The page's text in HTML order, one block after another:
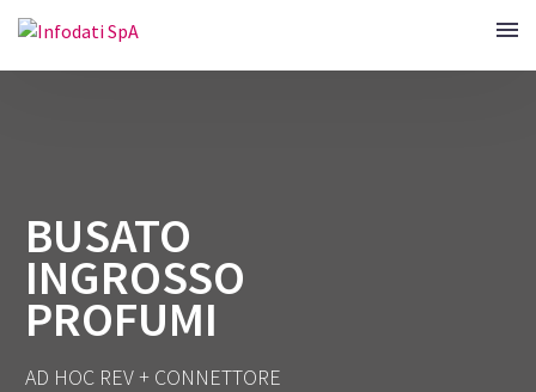
BUSATO
INGROSSO
PROFUMI
AD HOC REV + CONNETTORE